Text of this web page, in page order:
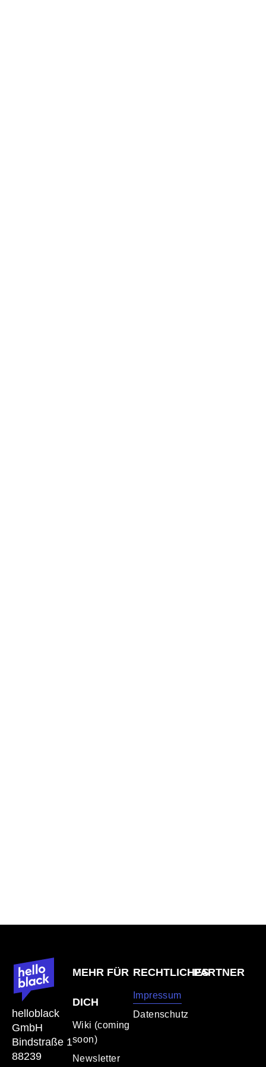
helloblack
GmbH
Bindstraße 1
88239
MEHR FÜR
DICH
Wiki (coming
soon)
Newsletter
RECHTLICHES
Impressum
Datenschutz
PARTNER